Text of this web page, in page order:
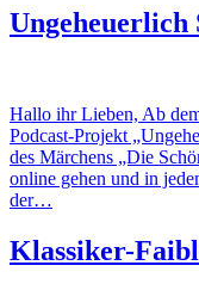
Ungeheuerlich
Hallo ihr Lieben, Ab
Podcast-Projekt
des Märchens „Die
online gehen und in
der…
Klassiker-